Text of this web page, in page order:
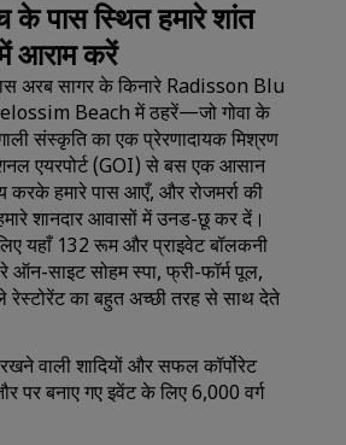
के पास स्थित हमारे शांत
में आराम करें
अरब सागर के किनारे Radisson Blu
Beach में ठहरें—जो गोवा के
संस्कृति का एक प्रेरणादायक मिश्रण
एयरपोर्ट (GOI) से बस एक आसान
करके हमारे पास आएँ, और रोजमर्रा की
शानदार आवासों में उनड-छू कर दें।
यहाँ 132 रूम और प्राइवेट बॉलकनी
ऑन-साइट सोहम स्पा, फ्री-फॉर्म पूल,
रेस्टोरेंट का बहुत अच्छी तरह से साथ देते
वाली शादियों और सफल कॉर्पोरेट
पर बनाए गए इवेंट के लिए 6,000 वर्ग